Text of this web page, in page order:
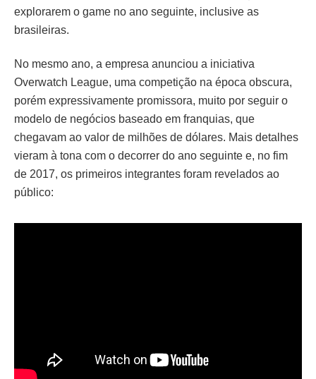
explorarem o game no ano seguinte, inclusive as
brasileiras.
No mesmo ano, a empresa anunciou a iniciativa
Overwatch League, uma competição na época obscura,
porém expressivamente promissora, muito por seguir o
modelo de negócios baseado em franquias, que
chegavam ao valor de milhões de dólares. Mais detalhes
vieram à tona com o decorrer do ano seguinte e, no fim
de 2017, os primeiros integrantes foram revelados ao
público: